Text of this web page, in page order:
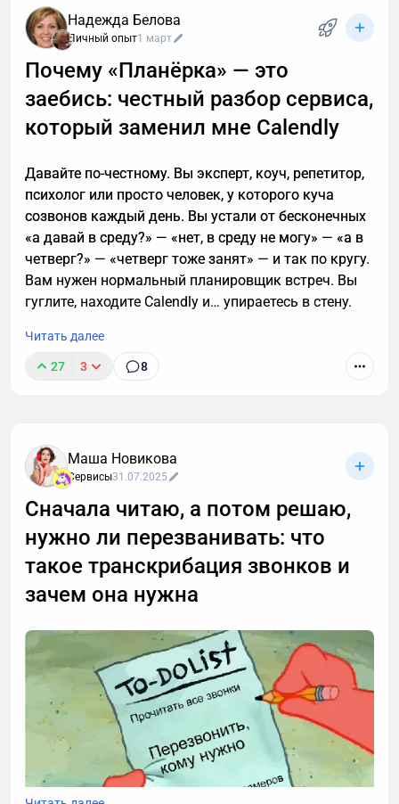
интересны кредиты, консультации и прочие услуги.
Если вы тревожитесь упустить действительно
важный разговор, например, ждете курьера, то я
расскажу, почему стоит делегировать телефонные
звонки мне.
Надежда Белова
Личный опыт1 март
Почему «Планёрка» — это
заебись: честный разбор сервиса,
который заменил мне Calendly
Давайте по-честному. Вы эксперт, коуч, репетитор,
психолог или просто человек, у которого куча
созвонов каждый день. Вы устали от бесконечных
«а давай в среду?» — «нет, в среду не могу» — «а в
четверг?» — «четверг тоже занят» — и так по кругу.
Вам нужен нормальный планировщик встреч. Вы
гуглите, находите Calendly и… упираетесь в стену.
Читать далее
27 3 8
Маша Новикова
Сервисы31.07.2025
Сначала читаю, а потом решаю,
нужно ли перезванивать: что
такое транскрибация звонков и
зачем она нужна